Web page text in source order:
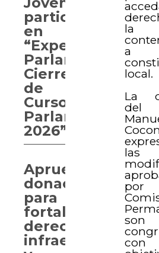
la
a
local.
La
del
las
son
participan
en
“Experiencia
Parlamentaria.
Cierre
de
Curso
Parlamentario
2026”
Aprueban
donaciones
para
fortalecer
derechos,
infraestructura